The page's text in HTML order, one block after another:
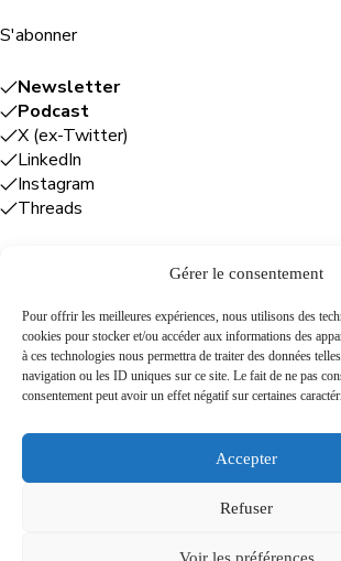
Gérer le consentement
Pour offrir les meilleures expériences, nous utilisons des
cookies pour stocker et/ou accéder aux informations des
à ces technologies nous permettra de traiter des données
navigation ou les ID uniques sur ce site. Le fait de ne pas
consentement peut avoir un effet négatif sur certaines
Accepter
Refuser
Voir les préférences
S'abonner
Newsletter
Podcast
X (ex-Twitter)
LinkedIn
Instagram
Threads
Plume Caraïbe: conseil éditorial +
rédaction
Foodîles Agency: lab + média +
Cuisines mobiles
Newsletter Podcast